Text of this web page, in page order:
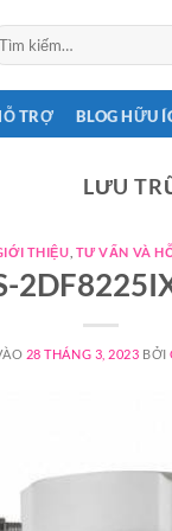
TRỢ BLOG HỮU
LƯU
THIỆU TƯ VẤN VÀ
28 THÁNG 3, 2023 BỞI